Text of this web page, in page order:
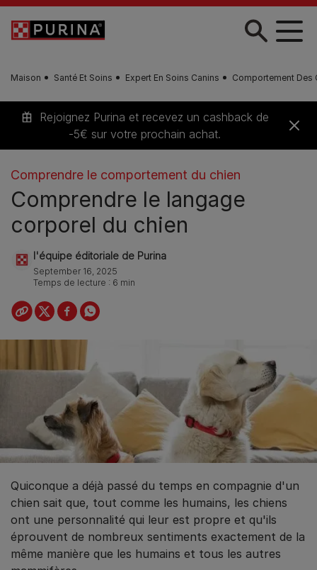
Skip to main content
Maison Santé Et Soins Expert En Soins Canins Comportement Des
Rejoignez Purina et recevez un cashback de
-5€ sur votre prochain achat.
Comprendre le comportement du chien
Comprendre le langage
corporel du chien
l'équipe éditoriale de Purina
September 16, 2025
Temps de lecture : 6 min
Quiconque a déjà passé du temps en compagnie d'un
chien sait que, tout comme les humains, les chiens
ont une personnalité qui leur est propre et qu'ils
éprouvent de nombreux sentiments exactement de la
même manière que les humains et tous les autres